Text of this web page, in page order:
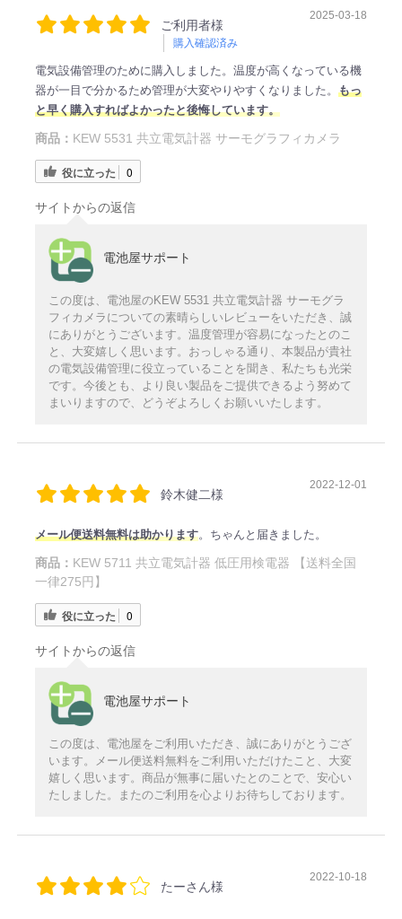
ご利用者様
購入確認済み
2025-03-18
電気設備管理のために購入しました。温度が高くなっている機
器が一目で分かるため管理が大変やりやすくなりました。 もっ
と早く購入すればよかったと後悔しています。
商品： KEW 5531 共立電気計器 サーモグラフィカメラ
役に立った 0
サイトからの返信
電池屋サポート
この度は、電池屋のKEW 5531 共立電気計器 サーモグラ
フィカメラについての素晴らしいレビューをいただき、誠
にありがとうございます。温度管理が容易になったとのこ
と、大変嬉しく思います。おっしゃる通り、本製品が貴社
の電気設備管理に役立っていることを聞き、私たちも光栄
です。今後とも、より良い製品をご提供できるよう努めて
まいりますので、どうぞよろしくお願いいたします。
鈴木健二様
2022-12-01
メール便送料無料は助かります。ちゃんと届きました。
商品： KEW 5711 共立電気計器 低圧用検電器 【送料全国
一律275円】
役に立った 0
サイトからの返信
電池屋サポート
この度は、電池屋をご利用いただき、誠にありがとうござ
います。メール便送料無料をご利用いただけたこと、大変
嬉しく思います。商品が無事に届いたとのことで、安心い
たしました。またのご利用を心よりお待ちしております。
たーさん様
2022-10-18